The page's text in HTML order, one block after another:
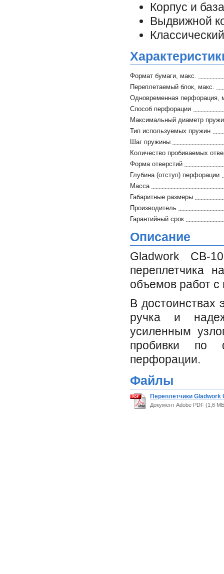
Корпус и
Выдвижной
Формат бумаги, макс.
Переплетаемый блок, макс.
Одновременная перфорация,
Способ перфорации
Максимальный диаметр
Тип используемых пружин
Шаг пружины
Количество пробиваемых
Форма отверстий
Глубина (отступ) перфорации
Масса
Габаритные размеры
Производитель
Гарантийный срок
Описание
Gladwork CB-
переплетчика
объемов работ c
В достоинствах
ручка и
усиленным
пробивки по
перфорации.
Файлы
Переплетчики Gladwork
Документ Adobe PDF (1,6